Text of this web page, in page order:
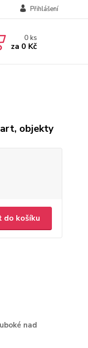
Přihlášení
0ks
za 0 Kč
objekty
do košíku
nad